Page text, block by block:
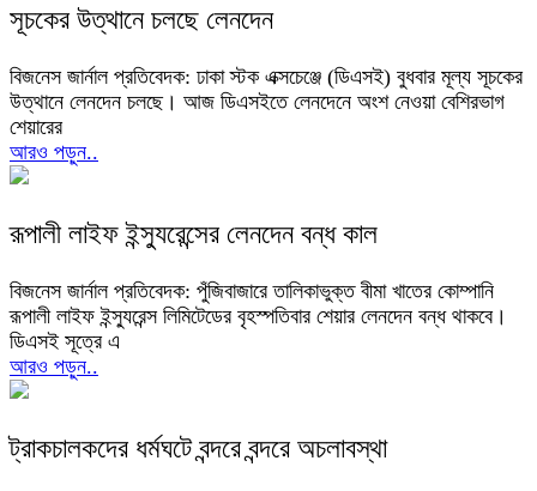
সূচকের উত্থানে চলছে লেনদেন
বিজনেস জার্নাল প্রতিবেদক: ঢাকা স্টক এক্সচেঞ্জে (ডিএসই) বুধবার মূল্য সূচকের
উত্থানে লেনদেন চলছে। আজ ডিএসইতে লেনদেনে অংশ নেওয়া বেশিরভাগ
শেয়ারের
আরও পড়ুন..
রূপালী লাইফ ইন্স্যুরেন্সের লেনদেন বন্ধ কাল
বিজনেস জার্নাল প্রতিবেদক: পুঁজিবাজারে তালিকাভুক্ত বীমা খাতের কোম্পানি
রূপালী লাইফ ইন্স্যুরেন্স লিমিটেডের বৃহস্পতিবার শেয়ার লেনদেন বন্ধ থাকবে।
ডিএসই সূত্রে এ
আরও পড়ুন..
ট্রাকচালকদের ধর্মঘটে বন্দরে বন্দরে অচলাবস্থা